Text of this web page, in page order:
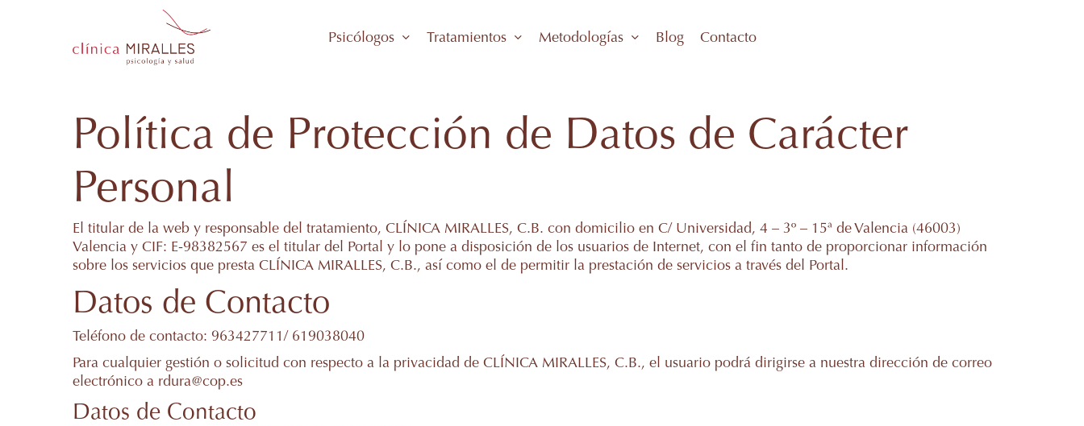
Psicólogos Tratamientos Metodologías Blog Contacto
Política de Protección de Datos de Carácter
Personal
El titular de la web y responsable del tratamiento, CLÍNICA MIRALLES, C.B. con domicilio en C/ Universidad, 4 – 3º – 15ª de Valencia (46003)
Valencia y CIF: E-98382567 es el titular del Portal y lo pone a disposición de los usuarios de Internet, con el fin tanto de proporcionar información
sobre los servicios que presta CLÍNICA MIRALLES, C.B., así como el de permitir la prestación de servicios a través del Portal.
Datos de Contacto
Teléfono de contacto: 963427711/ 619038040
Para cualquier gestión o solicitud con respecto a la privacidad de CLÍNICA MIRALLES, C.B., el usuario podrá dirigirse a nuestra dirección de correo
electrónico a rdura@cop.es
Datos de Contacto